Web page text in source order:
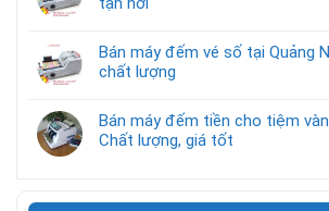
Bán máy đếm vé số tại Quảng
chất lượng
Bán máy đếm tiền cho tiệm
Chất lượng, giá tốt